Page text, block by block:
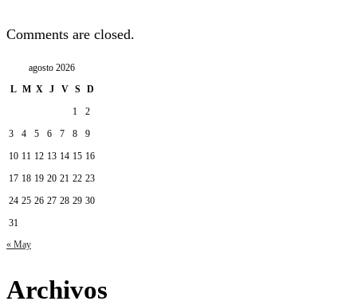
Comments are closed.
agosto 2026
L M X J V S
D
1
2
3
4 5 6 7 8
9
10 11 12 13 14 15 16
17 18 19 20 21 22 23
24 25 26 27 28 29 30
31
« May
Archivos